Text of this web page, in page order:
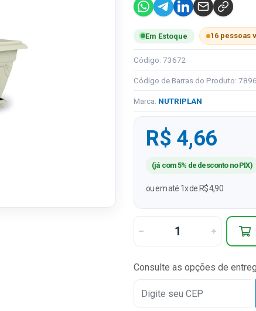
Em Estoque 16 pessoas
Código: 73672
Código de Barras do Produto:
Marca: NUTRIPLAN
R$ 4,66
(já com 5% de desconto no PIX)
ou em até 1x de R$ 4,90
Consulte as opções de